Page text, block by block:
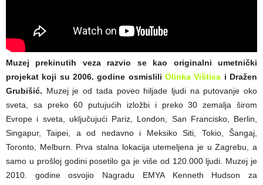
Muzej prekinutih veza razvio se kao originalni umetnički
projekat koji su 2006. godine osmislili Olinka Vištica i Dražen
Grubišić. Muzej je od tada poveo hiljade ljudi na putovanje oko
sveta, sa preko 60 putujućih izložbi i preko 30 zemalja širom
Evrope i sveta, uključujući Pariz, London, San Francisko, Berlin,
Singapur, Taipei, a od nedavno i Meksiko Siti, Tokio, Šangaj,
Toronto, Melburn. Prva stalna lokacija utemeljena je u Zagrebu, a
samo u prošloj godini posetilo ga je više od 120.000 ljudi. Muzej je
2010. godine osvojio Nagradu EMYA Kenneth Hudson za